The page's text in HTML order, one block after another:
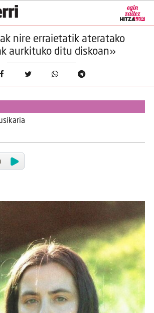
nire erraietatik ateratako
aurkituko ditu diskoan»